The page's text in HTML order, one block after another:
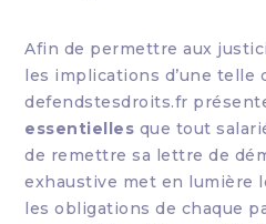
Afin de permettre aux
les implications d’une telle
defendstesdroits.fr
essentielles que tout
de remettre sa lettre de
exhaustive met en lumière
les obligations de chaque